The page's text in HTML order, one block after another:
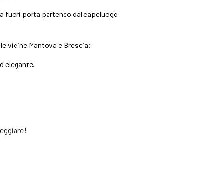
fuori porta partendo dal capoluogo
vicine Mantova e Brescia;
elegante.